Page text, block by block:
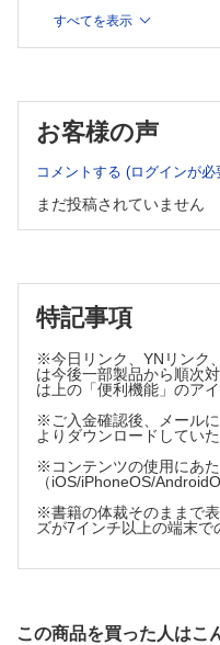
1.プロスタノイド受容体作
2.交感神経β受容体遮断薬
4.交感神経α2受容体刺激
5.ROCK阻害薬
6.副交感神経刺激薬
IV.ぶどう膜
1.ベーチェット病
2.Vogt-小柳-原田病
3.感染性ぶどう膜炎(梅毒
V.網膜疾患
1.黄斑浮腫の抗VEGF剤
2.血管新生性疾患の抗
3.近視性黄斑症の抗
4.硝子体手術における術
5.加齢黄斑変性に対する
VI.眼瞼・眼窩
1.特発性眼窩炎症
すべてを表示
お客様の声
コメントする (ログインが必
まだ投稿されていません
特記事項
※今日リンク、YNリンク
は今後一部製品から順次
は上の「便利機能」のア
※ご入金確認後、メール
よりダウンロードしてい
※コンテンツの使用にあ
（iOS/iPhoneOS/
※書籍の体裁そのままで
ズが7インチ以上の端末で
この商品を買った人はこ